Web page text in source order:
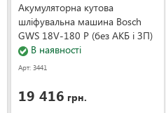
Акумуляторна кутова
шліфувальна машина Bosch
GWS 18V-180 P (без АКБ і ЗП)
(06019H6L01)
В наявності
Арт: 3441
19 416 грн.